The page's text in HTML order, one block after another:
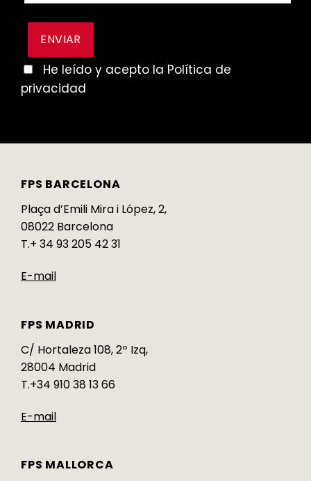
He leído y acepto la Política de
privacidad
FPS BARCELONA
Plaça d’Emili Mira i López, 2,
08022 Barcelona
T.+ 34 93 205 42 31
E-mail
FPS MADRID
C/ Hortaleza 108, 2º Izq,
28004 Madrid
T.+34 910 38 13 66
E-mail
FPS MALLORCA